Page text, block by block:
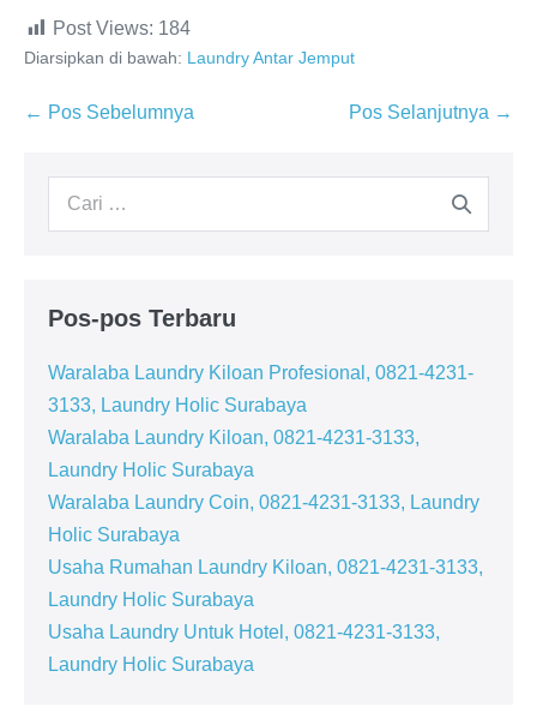
Post Views: 184
Diarsipkan di bawah: Laundry Antar Jemput
Navigasi
← Pos Sebelumnya Pos Selanjutnya →
Pencarian
Pos-pos Terbaru
Waralaba Laundry Kiloan Profesional, 0821-4231-
3133, Laundry Holic Surabaya
Waralaba Laundry Kiloan, 0821-4231-3133,
Laundry Holic Surabaya
Waralaba Laundry Coin, 0821-4231-3133, Laundry
Holic Surabaya
Usaha Rumahan Laundry Kiloan, 0821-4231-3133,
Laundry Holic Surabaya
Usaha Laundry Untuk Hotel, 0821-4231-3133,
Laundry Holic Surabaya